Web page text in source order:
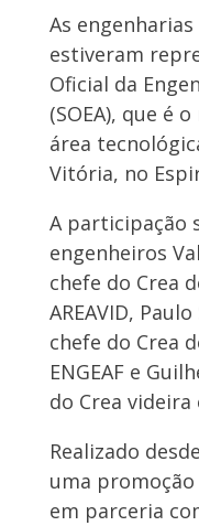
As
estiveram
Oficial da
(SOEA), que é
área
Vitória, no
A participação
engenheiros
chefe do Crea
AREAVID,
chefe do Crea
ENGEAF e
do Crea videira
Realizado
uma promoção
em parceria